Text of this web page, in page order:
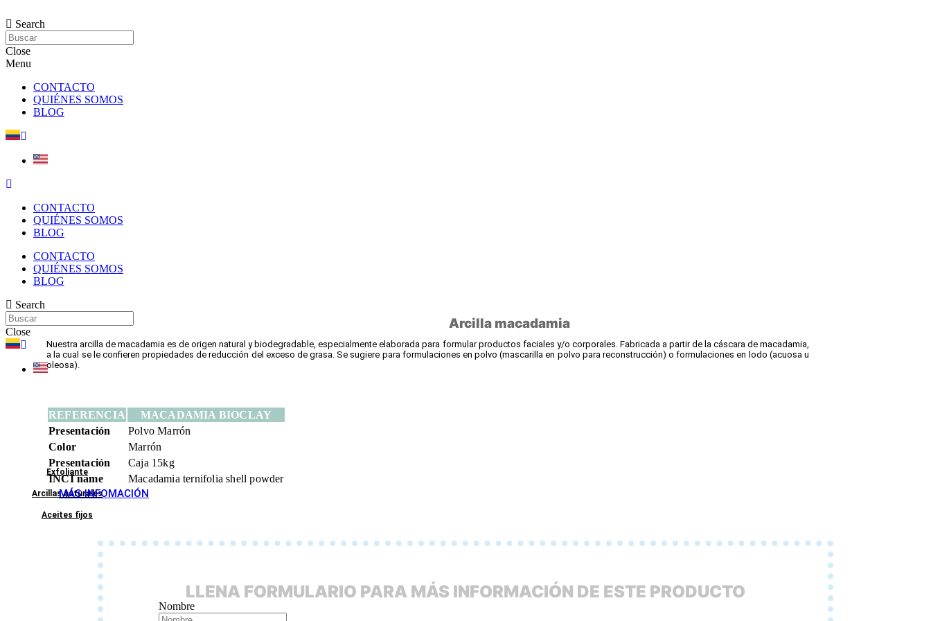
al
contenido
Search
Close
Menu
CONTACTO
QUIÉNES SOMOS
BLOG
CONTACTO
QUIÉNES SOMOS
BLOG
CONTACTO
QUIÉNES SOMOS
BLOG
Search
Close
Exfoliante
Arcillas naturales
Aceites fijos
Arcilla macadamia
Nuestra arcilla de macadamia es de origen natural y biodegradable, especialmente elaborada para formular productos faciales y/o corporales. Fabricada a partir de la cáscara de macadamia,
a la cual se le confieren propiedades de reducción del exceso de grasa. Se sugiere para formulaciones en polvo (mascarilla en polvo para reconstrucción) o formulaciones en lodo (acuosa u
oleosa).
REFERENCIA
MACADAMIA BIOCLAY
Presentación
Polvo Marrón
Color
Marrón
Presentación
Caja 15kg
INCI name
Macadamia ternifolia shell powder
MÁS INFOMACIÓN
LLENA FORMULARIO PARA MÁS INFORMACIÓN DE ESTE PRODUCTO
Nombre